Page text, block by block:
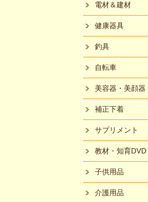
電材＆建材
健康器具
釣具
自転車
美容器・美顔器
補正下着
サプリメント
教材・知育DVD
子供用品
介護用品